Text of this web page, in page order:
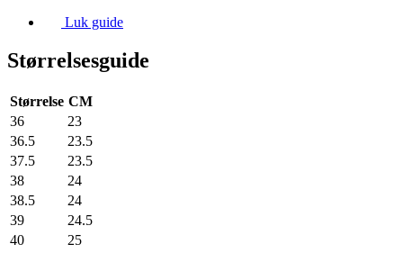
Luk guide
Størrelsesguide
Størrelse CM
36
23
36.5
23.5
37.5
23.5
38
24
38.5
24
39
24.5
40
25